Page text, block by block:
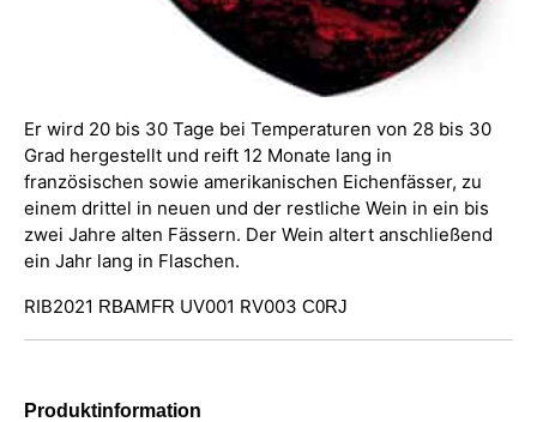
Er wird 20 bis 30 Tage bei Temperaturen von 28 bis 30
Grad hergestellt und reift 12 Monate lang in
französischen sowie amerikanischen Eichenfässer, zu
einem drittel in neuen und der restliche Wein in ein bis
zwei Jahre alten Fässern. Der Wein altert anschließend
ein Jahr lang in Flaschen.
RIB2021 RBAMFR UV001 RV003 C0RJ
Produktinformation